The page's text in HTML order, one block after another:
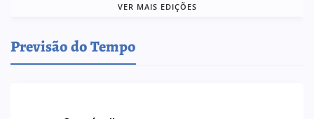
VER MAIS EDIÇÕES
Previsão do Tempo